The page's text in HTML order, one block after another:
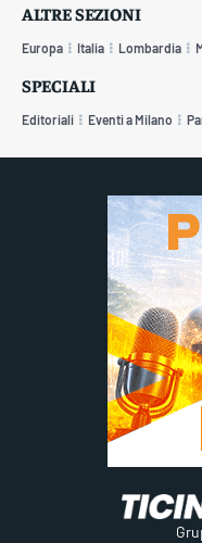
ALTRE SEZIONI
Europa Italia Lombardia
SPECIALI
Editoriali Eventi a Milano